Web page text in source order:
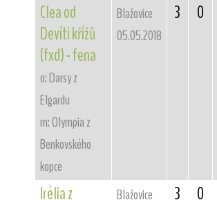
Clea od
Devíti křížů
(fxd) - fena
o: Darsy z
Elgardu
m: Olympia z
Benkovského
kopce
Blažovice
05.05.2018
3 0
Irélia z
Blažovice
3 0